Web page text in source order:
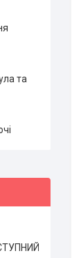
та